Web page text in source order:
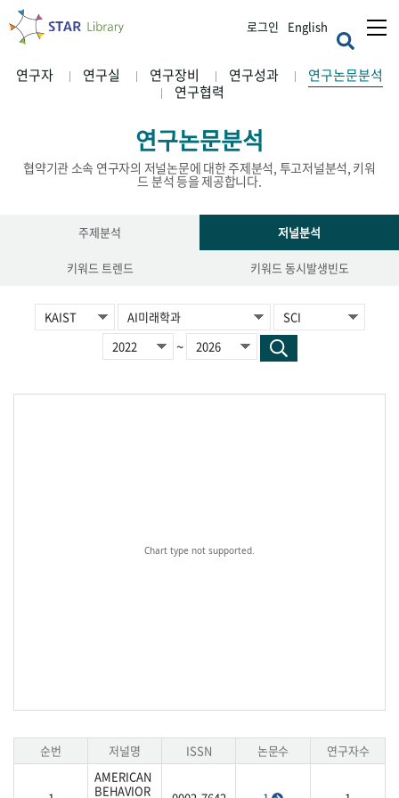
로그인 English
연구자 연구실 연구장비 연구성과
연구논문분석
연구협력
연구논문분석
협약기관 소속 연구자의 저널논문에 대한 주제분석, 투고저널분석, 키워
드 분석 등을 제공합니다.
주제분석 저널분석
키워드 트렌드 키워드 동시발생빈도
~
Chart type not supported.
순번 저널명 ISSN 논문수 연구자수
AMERICAN
BEHAVIOR